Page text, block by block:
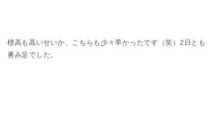
標高も高いせいか、こちらも少々早かったです（笑）2日とも
勇み足でした。